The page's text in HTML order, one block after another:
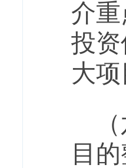
介
投
大
目